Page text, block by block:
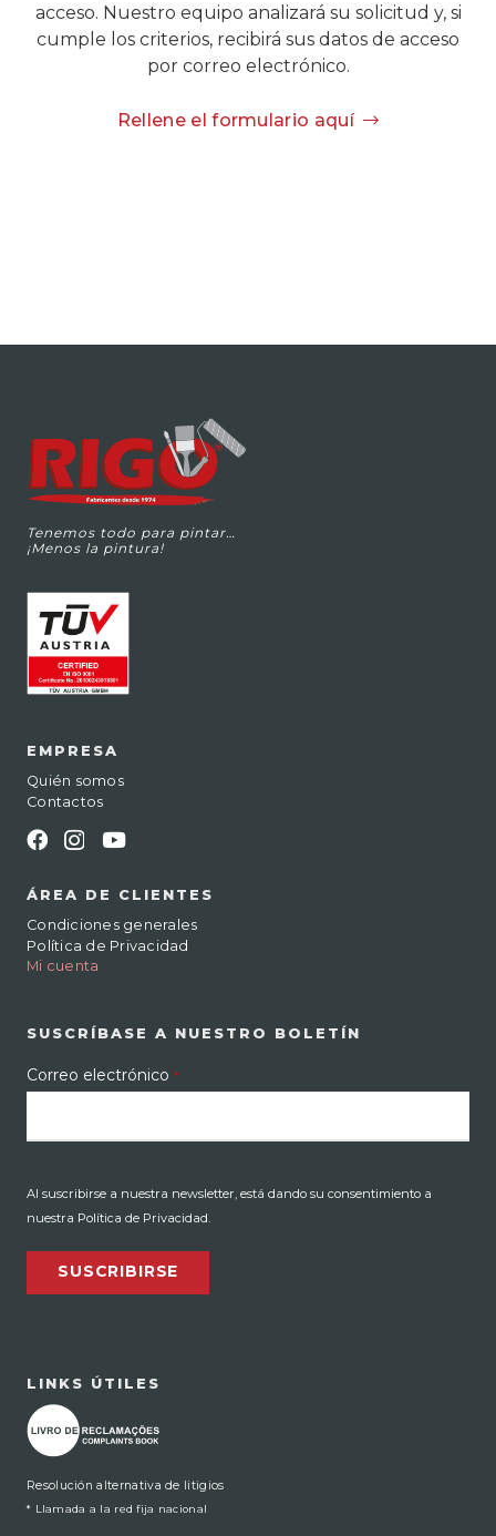
acceso. Nuestro equipo analizará su solicitud y, si
cumple los criterios, recibirá sus datos de acceso
por correo electrónico.
Rellene el formulario aquí
Tenemos todo para pintar…
¡Menos la pintura!
EMPRESA
Quién somos
Contactos
ÁREA DE CLIENTES
Condiciones generales
Política de Privacidad
Mi cuenta
SUSCRÍBASE A NUESTRO BOLETÍN
Correo electrónico *
Al suscribirse a nuestra newsletter, está dando su consentimiento a
nuestra Política de Privacidad.
SUSCRIBIRSE
LINKS ÚTILES
Resolución alternativa de litigios
* Llamada a la red fija nacional